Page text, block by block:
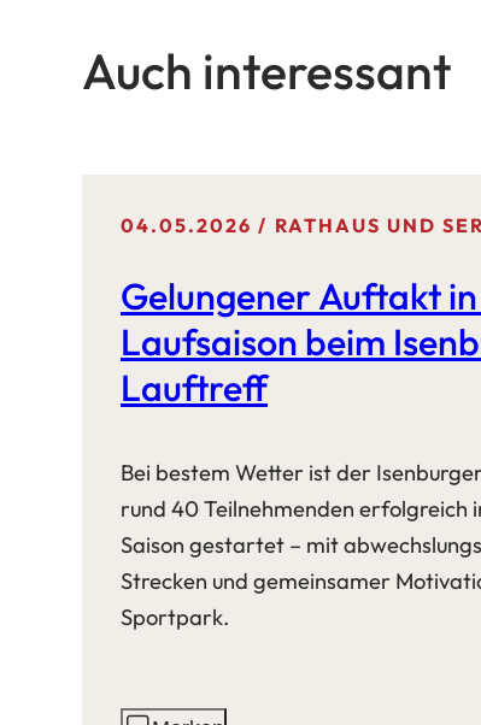
Auch interessant
04.05.2026 RATHAUS UND
Gelungener Auftakt
Laufsaison beim
Lauftreff
Bei bestem Wetter ist der
rund 40 Teilnehmenden erfolgreich
Saison gestartet – mit
Strecken und gemeinsamer
Sportpark.